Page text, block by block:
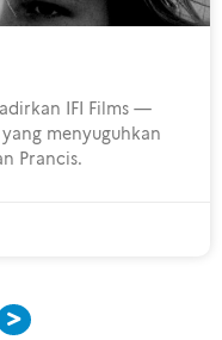
IFI Films —
menyuguhkan
Prancis.